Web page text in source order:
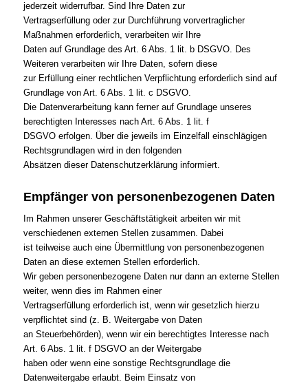
jederzeit widerrufbar. Sind Ihre Daten zur
Vertragserfüllung oder zur Durchführung vorvertraglicher
Maßnahmen erforderlich, verarbeiten wir Ihre
Daten auf Grundlage des Art. 6 Abs. 1 lit. b DSGVO. Des
Weiteren verarbeiten wir Ihre Daten, sofern diese
zur Erfüllung einer rechtlichen Verpflichtung erforderlich sind auf
Grundlage von Art. 6 Abs. 1 lit. c DSGVO.
Die Datenverarbeitung kann ferner auf Grundlage unseres
berechtigten Interesses nach Art. 6 Abs. 1 lit. f
DSGVO erfolgen. Über die jeweils im Einzelfall einschlägigen
Rechtsgrundlagen wird in den folgenden
Absätzen dieser Datenschutzerklärung informiert.
Empfänger von personenbezogenen Daten
Im Rahmen unserer Geschäftstätigkeit arbeiten wir mit
verschiedenen externen Stellen zusammen. Dabei
ist teilweise auch eine Übermittlung von personenbezogenen
Daten an diese externen Stellen erforderlich.
Wir geben personenbezogene Daten nur dann an externe Stellen
weiter, wenn dies im Rahmen einer
Vertragserfüllung erforderlich ist, wenn wir gesetzlich hierzu
verpflichtet sind (z. B. Weitergabe von Daten
an Steuerbehörden), wenn wir ein berechtigtes Interesse nach
Art. 6 Abs. 1 lit. f DSGVO an der Weitergabe
haben oder wenn eine sonstige Rechtsgrundlage die
Datenweitergabe erlaubt. Beim Einsatz von